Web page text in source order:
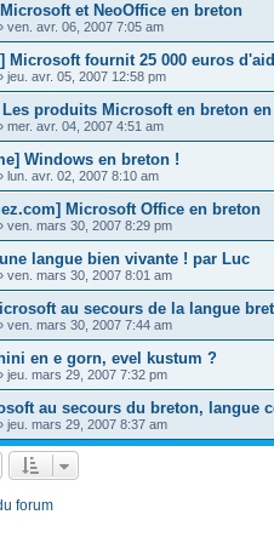
et NeoOffice en breton
ven. avr. 06, 2007 7:05 am
Microsoft fournit 25 000 euros
jeu. avr. 05, 2007 12:58 pm
produits Microsoft en breton
mer. avr. 04, 2007 4:51 am
Windows en breton !
lun. avr. 02, 2007 8:10 am
Microsoft Office en breton
ven. mars 30, 2007 8:29 pm
langue bien vivante ! par Luc
ven. mars 30, 2007 8:01 am
au secours de la langue
ven. mars 30, 2007 7:44 am
en e gorn, evel kustum ?
jeu. mars 29, 2007 7:32 pm
au secours du breton, langue
jeu. mars 29, 2007 8:37 am
forum